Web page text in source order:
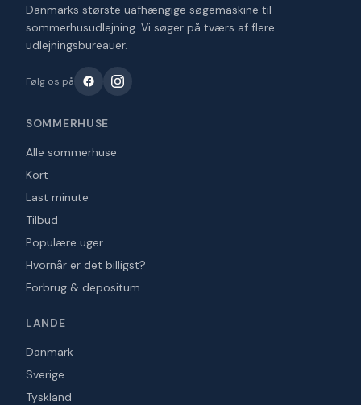
Danmarks største uafhængige søgemaskine til
sommerhusudlejning. Vi søger på tværs af flere
udlejningsbureauer.
Følg os på
SOMMERHUSE
Alle sommerhuse
Kort
Last minute
Tilbud
Populære uger
Hvornår er det billigst?
Forbrug & depositum
LANDE
Danmark
Sverige
Tyskland